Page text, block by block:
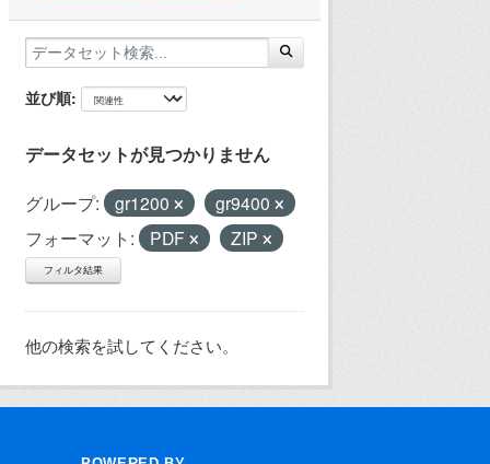
並び順
データセットが見つかりません
グループ: gr1200
gr9400
フォーマット:
PDF ZIP
フィルタ結果
他の検索を試してください。